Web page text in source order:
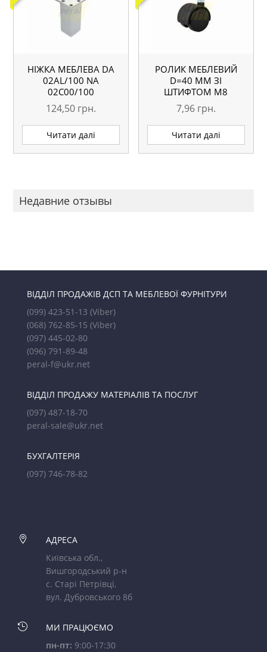
НІЖКА МЕБЛЕВА DA
02AL/100 NА
02С00/100
124,50 грн.
Читати далі
РОЛИК МЕБЛЕВИЙ
D=40 ММ ЗІ
ШТИФТОМ M8
7,96 грн.
Читати далі
Недавние отзывы
ВІДДІЛ ПРОДАЖІВ ДСП ТА МЕБЛЕВОЇ ФУРНІТУРИ
(099) 423-51-13 (Viber)
(068) 762-85-15 (Viber)
(097) 445-02-80
(096) 791-89-48
peral-f@ukr.net
ВІДДІЛ ПРОДАЖУ МАТЕРІАЛІВ ТА ПОСЛУГ
(097) 487-18-70
peral-sale@ukr.net
БУХГАЛТЕРІЯ
(097) 746-78-82

АДРЕСА
Київська обл.,
Вишгородський р-н
с. Старі Петрівці,
вул. Дубровського 8б

МИ ПРАЦЮЄМО
пн-пт: 9:00-17:30